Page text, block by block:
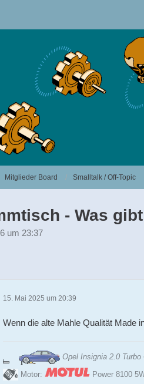
Mitglieder Board Smalltalk / Off-Topic
- Was
um 23:37
15. Mai 2025 um 20:39
Wenn die alte Mahle Qualität Made
Opel Insignia 2.0
Motor: Power 8100